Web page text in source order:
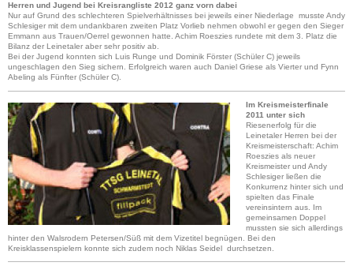
Herren und Jugend bei Kreisrangliste 2012 ganz vorn dabei
Nur auf Grund des schlechteren Spielverhältnisses bei jeweils einer Niederlage musste Andy
Schlesiger mit dem undankbaren zweiten Platz Vorlieb nehmen obwohl er gegen den Sieger
Emmann aus Trauen/Oerrel gewonnen hatte. Achim Roeszies rundete mit dem 3. Platz die
Bilanz der Leinetaler aber sehr positiv ab.
Bei der Jugend konnten sich Luis Runge und Dominik Förster (Schüler C) jeweils
ungeschlagen den Sieg sichern. Erfolgreich waren auch Daniel Griese als Vierter und Fynn
Abeling als Fünfter (Schüler C).
Im Kreismeisterfinale
2011 unter sich
Riesenerfolg für die
Leinetaler Herren bei der
Kreismeisterschaft: Achim
Roeszies als neuer
Kreismeister und Andy
Schlesiger ließen die
Konkurrenz hinter sich und
spielten das Finale
vereinsintern aus. Im
gemeinsamen Doppel
mussten sie sich allerdings
hinter den Walsrodern Petersen/Süß mit dem Vizetitel begnügen. Bei den
Kreisklassenspielern konnte sich zudem noch Niklas Seidel durchsetzen.